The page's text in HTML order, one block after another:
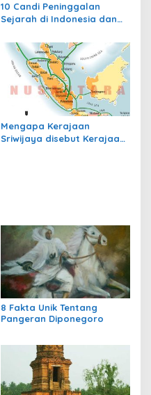
10 Candi Peninggalan
Sejarah di Indonesia dan
Mengapa Kerajaan
Sriwijaya disebut Kerajaan
8 Fakta Unik Tentang
Pangeran Diponegoro